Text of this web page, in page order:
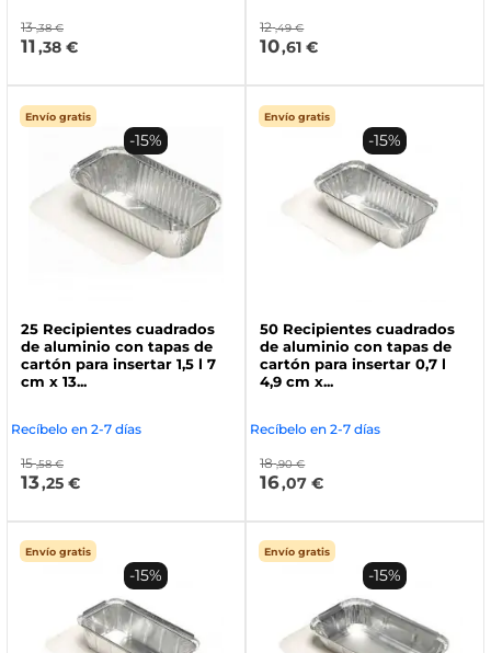
13 ,38 €
11,38 €
12 ,49 €
10,61 €
Envío gratis
25 Recipientes cuadrados
de aluminio con tapas de
cartón para insertar 1,5 l 7
cm x 13...
Recíbelo en 2-7 días
15 ,58 €
13,25 €
-15%
Envío gratis
50 Recipientes cuadrados
de aluminio con tapas de
cartón para insertar 0,7 l
4,9 cm x...
Recíbelo en 2-7 días
18 ,90 €
16,07 €
-15%
Envío gratis
-15%
Envío gratis
-15%